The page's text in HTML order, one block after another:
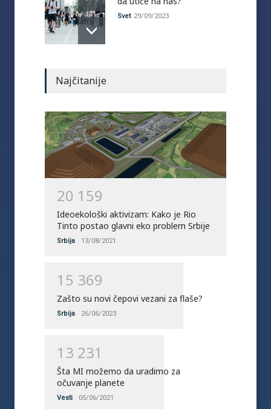
Svet 29/09/2023
Najčitanije
20 1 59
Ideoekološki aktivizam: Kako je Rio
Tinto postao glavni eko problem Srbije
Srbija 13/08/2021
1 5 369
Zašto su novi čepovi vezani za flaše?
Srbija 26/06/2023
1 3 231
Šta MI možemo da uradimo za
očuvanje planete
Vesti 05/06/2021